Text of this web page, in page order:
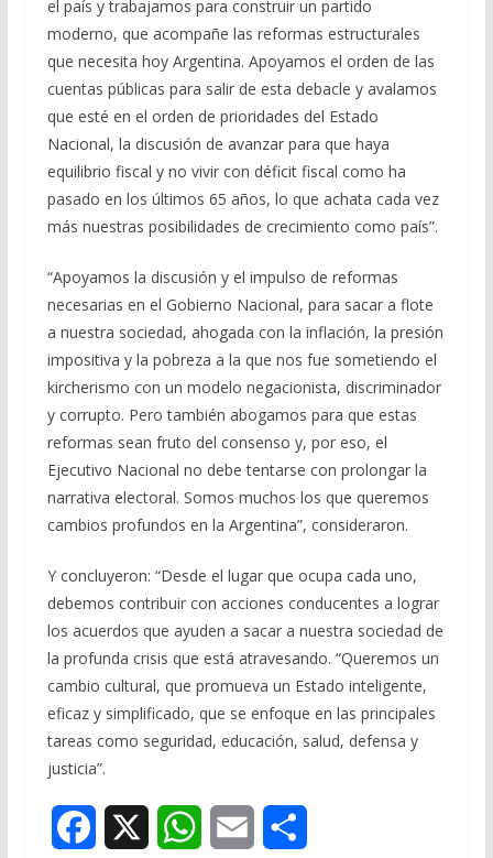
el país y trabajamos para construir un partido
moderno, que acompañe las reformas estructurales
que necesita hoy Argentina. Apoyamos el orden de las
cuentas públicas para salir de esta debacle y avalamos
que esté en el orden de prioridades del Estado
Nacional, la discusión de avanzar para que haya
equilibrio fiscal y no vivir con déficit fiscal como ha
pasado en los últimos 65 años, lo que achata cada vez
más nuestras posibilidades de crecimiento como país”.
“Apoyamos la discusión y el impulso de reformas
necesarias en el Gobierno Nacional, para sacar a flote
a nuestra sociedad, ahogada con la inflación, la presión
impositiva y la pobreza a la que nos fue sometiendo el
kircherismo con un modelo negacionista, discriminador
y corrupto. Pero también abogamos para que estas
reformas sean fruto del consenso y, por eso, el
Ejecutivo Nacional no debe tentarse con prolongar la
narrativa electoral. Somos muchos los que queremos
cambios profundos en la Argentina”, consideraron.
Y concluyeron: “Desde el lugar que ocupa cada uno,
debemos contribuir con acciones conducentes a lograr
los acuerdos que ayuden a sacar a nuestra sociedad de
la profunda crisis que está atravesando. “Queremos un
cambio cultural, que promueva un Estado inteligente,
eficaz y simplificado, que se enfoque en las principales
tareas como seguridad, educación, salud, defensa y
justicia”.
W